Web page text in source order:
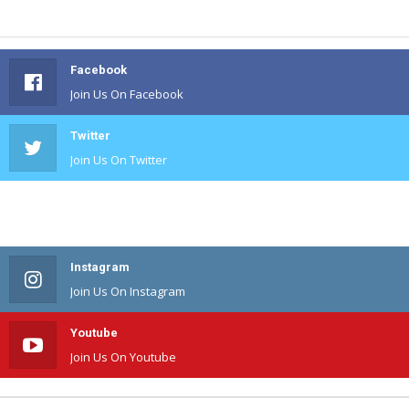
Facebook
Join Us On Facebook
Twitter
Join Us On Twitter
Instagram
Join Us On Instagram
Youtube
Join Us On Youtube